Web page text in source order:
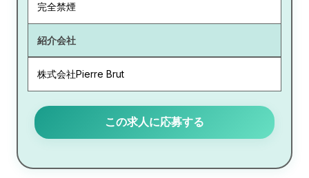
完全禁煙
紹介会社
株式会社Pierre Brut
この求人に応募する